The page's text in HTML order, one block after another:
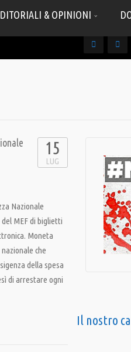
& OPINIONI
15
LUG
Nazionale
MEF di biglietti
Moneta
che
della spesa
di arrestare ogni
Il nostro